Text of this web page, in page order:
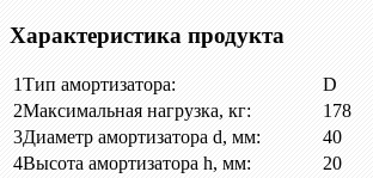
Характеристика продукта
1Тип амортизатора:
D
2Максимальная нагрузка, кг:
178
3Диаметр амортизатора d, мм:
40
4Высота амортизатора h, мм:
20